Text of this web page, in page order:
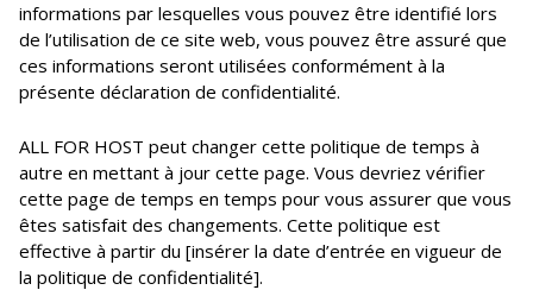
informations par lesquelles vous pouvez être identifié lors
de l’utilisation de ce site web, vous pouvez être assuré que
ces informations seront utilisées conformément à la
présente déclaration de confidentialité.
ALL FOR HOST peut changer cette politique de temps à
autre en mettant à jour cette page. Vous devriez vérifier
cette page de temps en temps pour vous assurer que vous
êtes satisfait des changements. Cette politique est
effective à partir du [insérer la date d’entrée en vigueur de
la politique de confidentialité].